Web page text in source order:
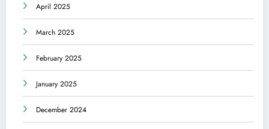
April 2025
March 2025
February 2025
January 2025
December 2024